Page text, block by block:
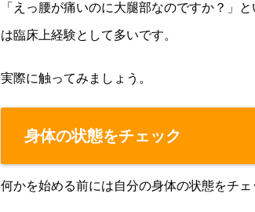
「えっ腰が痛いのに大腿部なのですか？」
は臨床上経験として多いです。
実際に触ってみましょう。
身体の状態をチェック
何かを始める前には自分の身体の状態をチェ